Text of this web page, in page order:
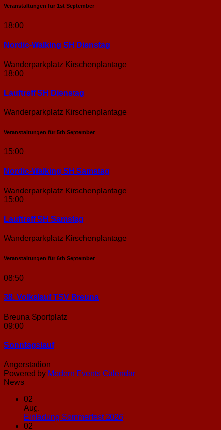
Veranstaltungen für 1st September
18:00
Nordic-Walking SH Dienstag
Wanderparkplatz Kirschenplantage
18:00
Lauftreff SH Dienstag
Wanderparkplatz Kirschenplantage
Veranstaltungen für 5th September
15:00
Nordic-Walking SH Samstag
Wanderparkplatz Kirschenplantage
15:00
Lauftreff SH Samstag
Wanderparkplatz Kirschenplantage
Veranstaltungen für 6th September
08:50
38. Volkslauf TSV Breuna
Breuna Sportplatz
09:00
Sonntags­lauf
Angerstadion
Powered by Modern Events Calendar
News
02
Aug.
Einladung Sommerfest 2026Keine
02